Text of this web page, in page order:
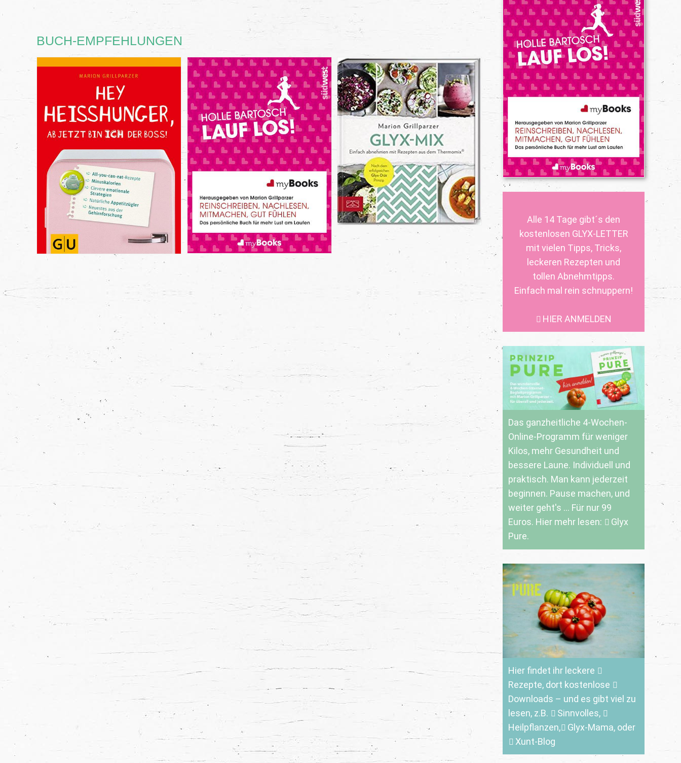
Alle 14 Tage gibt´s den
kostenlosen GLYX-LETTER
mit vielen Tipps, Tricks,
leckeren Rezepten und
tollen Abnehmtipps.
Einfach mal rein schnuppern!
HIER ANMELDEN
Das ganzheitliche 4-Wochen-
Online-Programm für weniger
Kilos, mehr Gesundheit und
bessere Laune. Individuell und
praktisch. Man kann jederzeit
beginnen. Pause machen, und
weiter geht's ... Für nur 99
Euros. Hier mehr lesen:
Glyx
Pure.
Hier findet ihr leckere
Rezepte, dort kostenlose
Downloads – und es gibt viel zu
lesen, z.B.
Sinnvolles,
Heilpflanzen,
Glyx-Mama, oder
Xunt-Blog
BUCH-EMPFEHLUNGEN